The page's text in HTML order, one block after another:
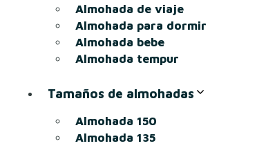
Almohada de viaje
Almohada para dormir
Almohada bebe
Almohada tempur
Tamaños de almohadas
Almohada 150
Almohada 135